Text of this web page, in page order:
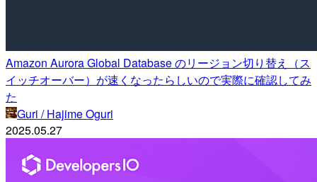
Amazon Aurora Global Database のリージョン切り替え（ス
イッチオーバー）が速くなったらしいので実際に確認してみ
た
Guri / Hajime Oguri
2025.05.27